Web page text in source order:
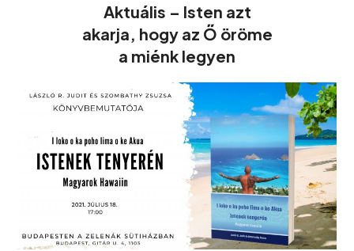
Aktuális – Isten azt
akarja, hogy az Ő öröme
a miénk legyen